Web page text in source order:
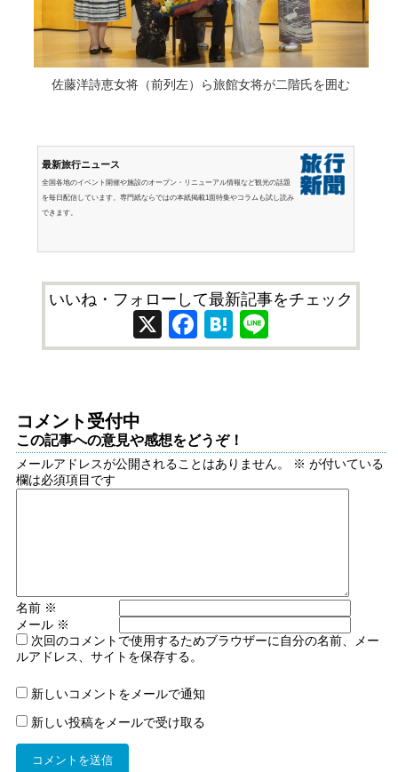
佐藤洋詩恵女将（前列左）ら旅館女将が二階氏を囲む
最新旅行ニュース
全国各地のイベント開催や施設のオープン・リニューアル情報など観光の話題
を毎日配信しています。専門紙ならではの本紙掲載1面特集やコラムも試し読み
できます。
いいね・フォローして最新記事をチェック
X Facebook
Hatena
コメント受付中
この記事への意見や感想をどうぞ！
メールアドレスが公開されることはありません。 ※ が付いている
欄は必須項目です
名前 ※
メール ※
次回のコメントで使用するためブラウザーに自分の名前、メー
ルアドレス、サイトを保存する。
新しいコメントをメールで通知
新しい投稿をメールで受け取る